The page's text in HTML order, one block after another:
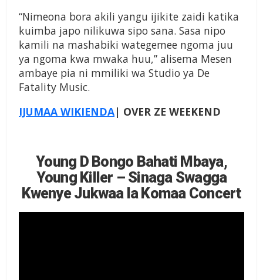
“Nimeona bora akili yangu ijikite zaidi katika
kuimba japo nilikuwa sipo sana. Sasa nipo
kamili na mashabiki wategemee ngoma juu
ya ngoma kwa mwaka huu,” alisema Mesen
ambaye pia ni mmiliki wa Studio ya De
Fatality Music.
IJUMAA WIKIENDA| OVER ZE WEEKEND
Young D Bongo Bahati Mbaya,
Young Killer – Sinaga Swagga
Kwenye Jukwaa la Komaa Concert